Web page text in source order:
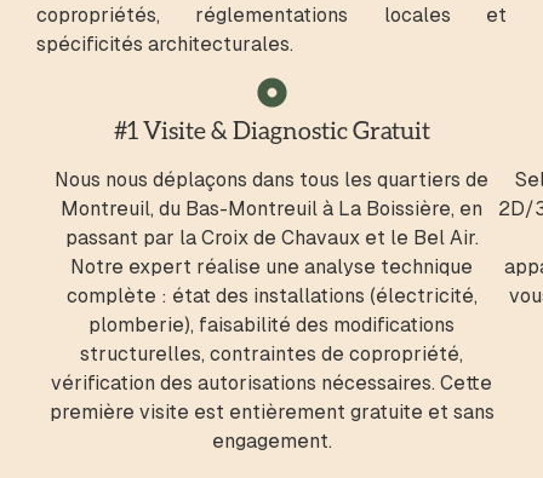
copropriétés, réglementations locales et
spécificités architecturales.
#1 Visite & Diagnostic Gratuit
Nous nous déplaçons dans tous les quartiers de
Montreuil, du Bas-Montreuil à La Boissière, en
passant par la Croix de Chavaux et le Bel Air.
Notre expert réalise une analyse technique
complète : état des installations (électricité,
plomberie), faisabilité des modifications
structurelles, contraintes de copropriété,
vérification des autorisations nécessaires. Cette
première visite est entièrement gratuite et sans
engagement.
2D/